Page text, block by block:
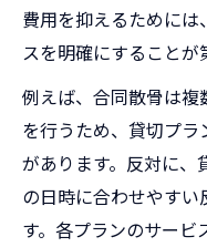
費用を抑えるために
スを明確にすることが
例えば、合同散骨は
を行うため、貸切プ
があります。反対に、
の日時に合わせやす
す。各プランのサービ